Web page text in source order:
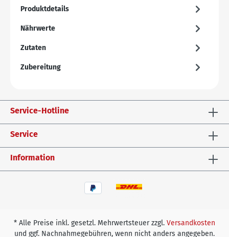
Produktdetails
Nährwerte
Zutaten
Zubereitung
Service-Hotline
Service
Information
* Alle Preise inkl. gesetzl. Mehrwertsteuer zzgl. Versandkosten
und ggf. Nachnahmegebühren, wenn nicht anders angegeben.